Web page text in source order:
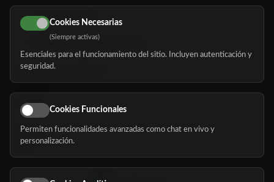
616 113 103
hola@mundomayor.com
Buscador de residencias
Eventos
Nosotros
Cookies Necesarias
(Siempre activas)
Esenciales para el funcionamiento del sitio. Incluyen autenticación y
seguridad.
Cookies Funcionales
Permiten funcionalidades avanzadas como chat en vivo y
personalización.